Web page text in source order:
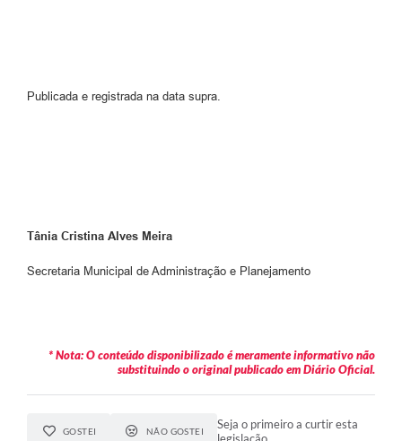
Publicada e registrada na data supra.
Tânia Cristina Alves Meira
Secretaria Municipal de Administração e Planejamento
* Nota: O conteúdo disponibilizado é meramente informativo não
substituindo o original publicado em Diário Oficial.
GOSTEI NÃO GOSTEI
Seja o primeiro a curtir esta